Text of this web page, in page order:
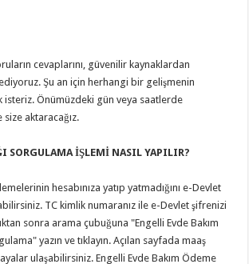
cevaplarını, güvenilir kaynaklardan
Şu an için herhangi bir gelişmenin
isteriz. Önümüzdeki gün veya saatlerde
aktaracağız.
SORGULAMA İŞLEMİ NASIL YAPILIR?
hesabınıza yatıp yatmadığını e-Devlet
TC kimlik numaranız ile e-Devlet şifrenizi
sonra arama çubuğuna "Engelli Evde Bakım
yazın ve tıklayın. Açılan sayfada maaş
ulaşabilirsiniz. Engelli Evde Bakım Ödeme